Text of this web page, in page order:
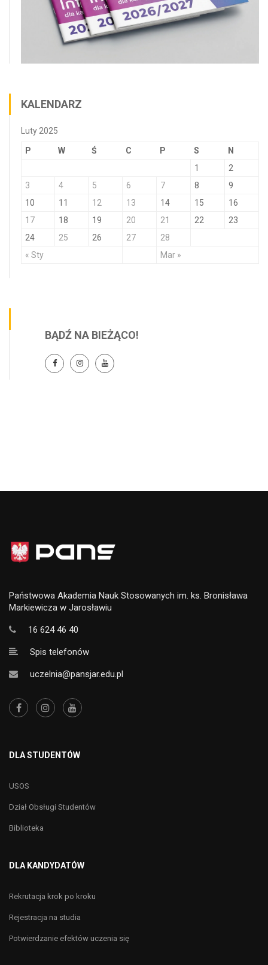
KALENDARZ
Luty 2025
P W Ś C P S N
« Sty Mar »
1
2
3
4 5 6 7 8
9
10
11 12 13 14 15
16
17
18 19 20 21 22
23
24
25 26 27 28
BĄDŹ NA BIEŻĄCO!
Państwowa Akademia Nauk Stosowanych im. ks. Bronisława
Markiewicza w Jarosławiu
16 624 46 40
Spis telefonów
uczelnia@pansjar.edu.pl
DLA STUDENTÓW
USOS
Dział Obsługi Studentów
Biblioteka
DLA KANDYDATÓW
Rekrutacja krok po kroku
Rejestracja na studia
Potwierdzanie efektów uczenia się